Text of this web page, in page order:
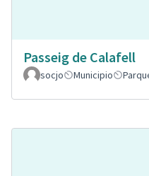
Passeig de Calafell
socjo
Municipio